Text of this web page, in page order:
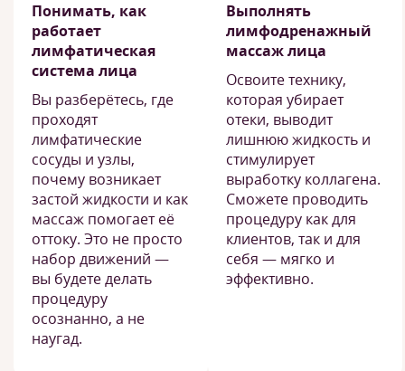
Понимать, как
работает
лимфатическая
система лица
Вы разберётесь, где
проходят
лимфатические
сосуды и узлы,
почему возникает
застой жидкости и как
массаж помогает её
оттоку. Это не просто
набор движений —
вы будете делать
процедуру
осознанно, а не
наугад.
Выполнять
лимфодренажный
массаж лица
Освоите технику,
которая убирает
отеки, выводит
лишнюю жидкость и
стимулирует
выработку коллагена.
Сможете проводить
процедуру как для
клиентов, так и для
себя — мягко и
эффективно.